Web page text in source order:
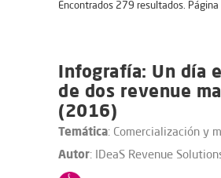
Encontrados 279 resultados. Página
Infografía: Un día
de dos revenue
(2016)
Temática: Comercialización y
Autor: IDeaS Revenue